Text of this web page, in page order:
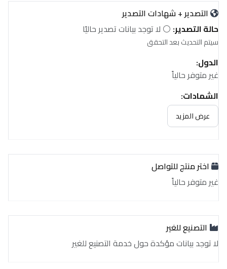
التصدير + شهادات التصدير
حالة التصدير: ⚪ لا توجد بيانات تصدير حاليًا
سيتم التحديث بعد التحقق
الدول:
غير متوفر حالياً
الشهادات:
غير متوفر حالياً
عرض المزيد
اختر منتج للتواصل
غير متوفر حالياً
التصنيع للغير
لا توجد بيانات مؤكدة حول خدمة التصنيع للغير